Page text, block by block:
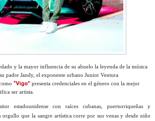
y la mayor influencia de su abuelo la leyenda de la música
padre Jandy, el exponente urbano Junior Ventura
“Vigo” presenta credenciales en el género con la mejor
ser artista.
estadounidense con raíces cubanas, puertorriqueñas y
orgullo que la sangre artística corre por sus venas y desde niño